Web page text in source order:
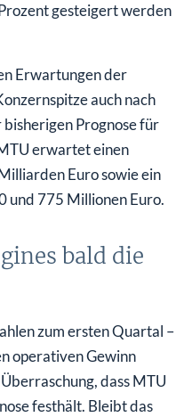
gesteigert werden
Erwartungen der
auch nach
Prognose für
erwartet einen
Euro sowie ein
und 775 Millionen Euro.
bald die
zum ersten Quartal –
operativen Gewinn
dass MTU
festhält. Bleibt das